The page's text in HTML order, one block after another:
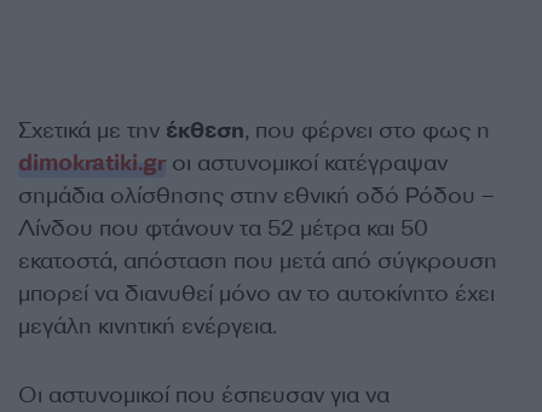
Σχετικά με την έκθεση, που φέρνει στο φως η
dimokratiki.gr οι αστυνομικοί κατέγραψαν
σημάδια ολίσθησης στην εθνική οδό Ρόδου –
Λίνδου που φτάνουν τα 52 μέτρα και 50
εκατοστά, απόσταση που μετά από σύγκρουση
μπορεί να διανυθεί μόνο αν το αυτοκίνητο έχει
μεγάλη κινητική ενέργεια.
Οι αστυνομικοί που έσπευσαν για να